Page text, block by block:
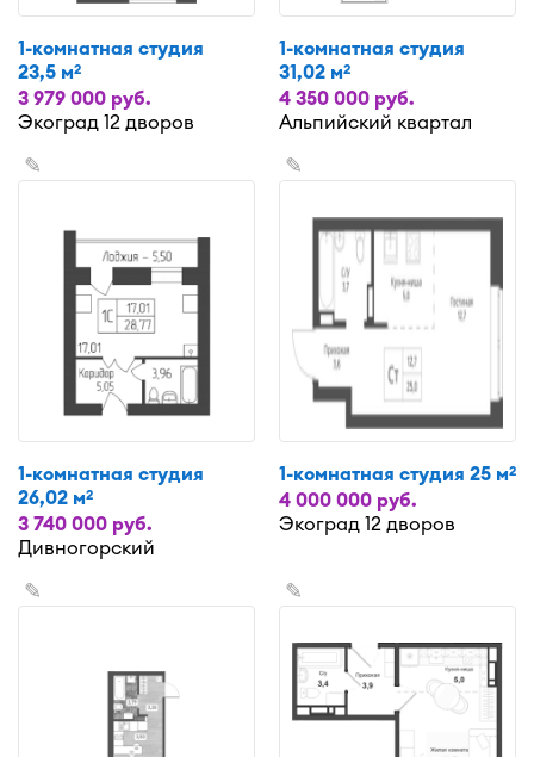
1-комнатная студия
23,5 м2
3 979 000 руб.
Экоград 12 дворов
1-комнатная студия
31,02 м2
4 350 000 руб.
Альпийский квартал
✎
1-комнатная студия
26,02 м2
3 740 000 руб.
Дивногорский
✎
1-комнатная студия 25 м2
4 000 000 руб.
Экоград 12 дворов
✎ ✎